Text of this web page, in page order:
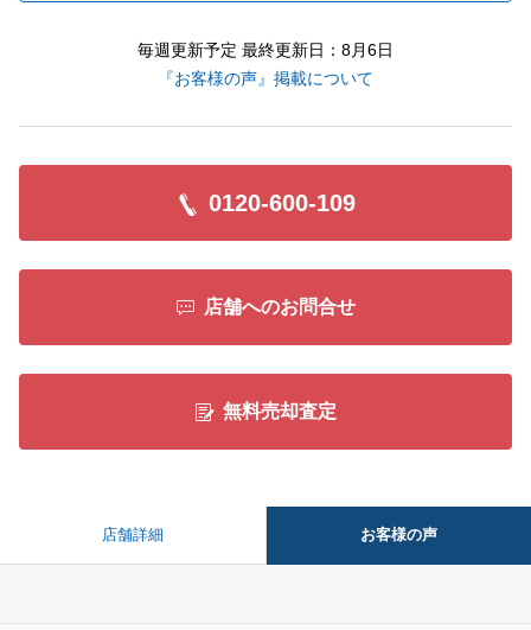
毎週更新予定 最終更新日：8月6日
『お客様の声』掲載について
0120-600-109
店舗へのお問合せ
無料売却査定
店舗詳細 お客様の声